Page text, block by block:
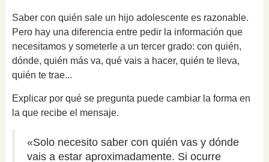
Saber con quién sale un hijo adolescente es razonable.
Pero hay una diferencia entre pedir la información que
necesitamos y someterle a un tercer grado: con quién,
dónde, quién más va, qué vais a hacer, quién te lleva,
quién te trae...
Explicar por qué se pregunta puede cambiar la forma en
la que recibe el mensaje.
«Solo necesito saber con quién vas y dónde
vais a estar aproximadamente. Si ocurre